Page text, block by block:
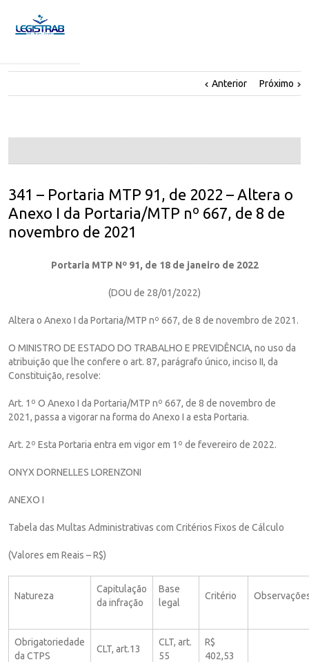
Anterior Próximo
341 – Portaria MTP 91, de 2022 – Altera o
Anexo I da Portaria/MTP nº 667, de 8 de
novembro de 2021
Portaria MTP Nº 91, de 18 de janeiro de 2022
(DOU de 28/01/2022)
Altera o Anexo I da Portaria/MTP nº 667, de 8 de novembro de 2021.
O MINISTRO DE ESTADO DO TRABALHO E PREVIDÊNCIA, no uso da
atribuição que lhe confere o art. 87, parágrafo único, inciso II, da
Constituição, resolve:
Art. 1º O Anexo I da Portaria/MTP nº 667, de 8 de novembro de
2021, passa a vigorar na forma do Anexo I a esta Portaria.
Art. 2º Esta Portaria entra em vigor em 1º de fevereiro de 2022.
ONYX DORNELLES LORENZONI
ANEXO I
Tabela das Multas Administrativas com Critérios Fixos de Cálculo
(Valores em Reais – R$)
Natureza
Capitulação
da infração
Base
legal
Critério
Obrigatoriedade
da CTPS
CLT, art.13
CLT, art.
55
R$
402,53